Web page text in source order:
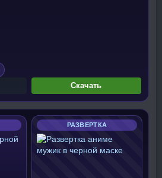
Скачать
РАЗВЕРТКА